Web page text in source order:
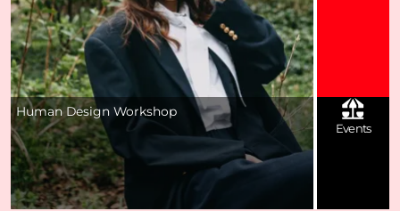
Human Design Workshop
Events